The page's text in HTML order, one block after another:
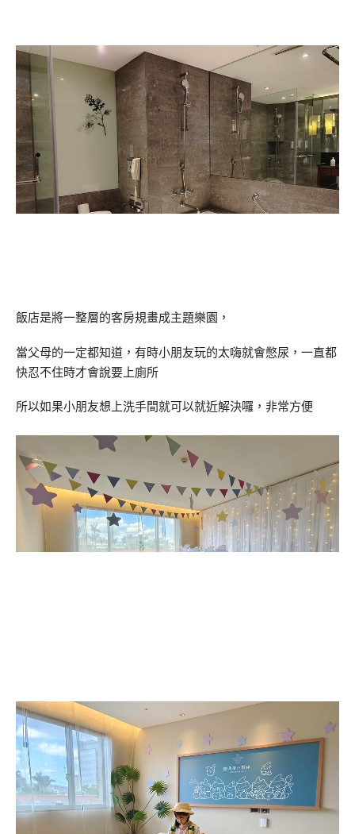
飯店是將一整層的客房規畫成主題樂園，
當父母的一定都知道，有時小朋友玩的太嗨就會憋尿，一直都
快忍不住時才會說要上廁所
所以如果小朋友想上洗手間就可以就近解決囉，非常方便